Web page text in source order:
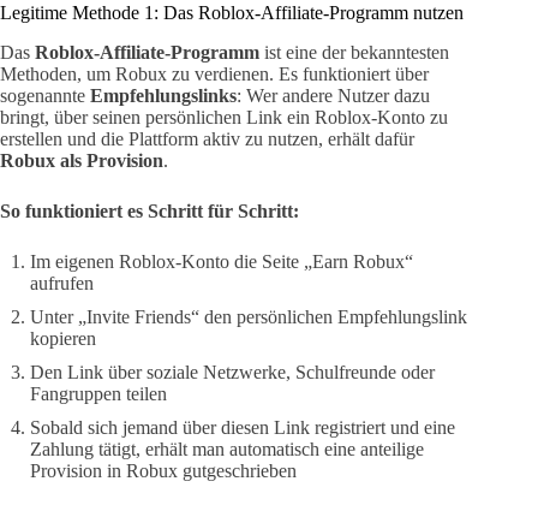
Legitime Methode 1: Das Roblox-Affiliate-Programm nutzen
Das Roblox-Affiliate-Programm ist eine der bekanntesten
Methoden, um Robux zu verdienen. Es funktioniert über
sogenannte Empfehlungslinks: Wer andere Nutzer dazu
bringt, über seinen persönlichen Link ein Roblox-Konto zu
erstellen und die Plattform aktiv zu nutzen, erhält dafür
Robux als Provision.
So funktioniert es Schritt für Schritt:
Im eigenen Roblox-Konto die Seite „Earn Robux“
aufrufen
Unter „Invite Friends“ den persönlichen Empfehlungslink
kopieren
Den Link über soziale Netzwerke, Schulfreunde oder
Fangruppen teilen
Sobald sich jemand über diesen Link registriert und eine
Zahlung tätigt, erhält man automatisch eine anteilige
Provision in Robux gutgeschrieben